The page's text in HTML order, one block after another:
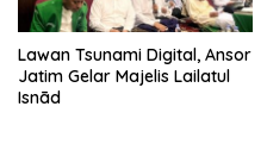
Lawan Tsunami Digital, Ansor
Jatim Gelar Majelis Lailatul
Isnād